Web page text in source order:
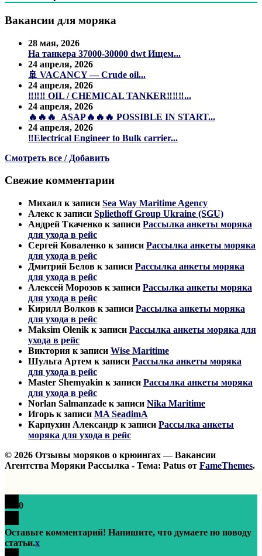
Вакансии для моряка
28 мая, 2026
На танкера 37000-30000 dwt Ищем...
24 апреля, 2026
🚢 VACANCY — Crude oil...
24 апреля, 2026
‼️‼️‼️ OIL / CHEMICAL TANKER‼️‼️‼️...
24 апреля, 2026
🔥🔥🔥 ASAP🔥🔥🔥 POSSIBLE IN START...
24 апреля, 2026
‼️Electrical Engineer to Bulk carrier...
Смотреть все / Добавить
Свежие комментарии
Михаил к записи Sea Way Maritime Agency
Алекс к записи Spliethoff Group Ukraine (SGU)
Андрей Ткаченко к записи Рассылка анкеты моряка
для ухода в рейс
Сергей Коваленко к записи Рассылка анкеты моряка
для ухода в рейс
Дмитрий Белов к записи Рассылка анкеты моряка
для ухода в рейс
Алексей Морозов к записи Рассылка анкеты моряка
для ухода в рейс
Кирилл Волков к записи Рассылка анкеты моряка
для ухода в рейс
Maksim Olenik к записи Рассылка анкеты моряка для
ухода в рейс
Виктория к записи Wise Maritime
Шульга Артем к записи Рассылка анкеты моряка
для ухода в рейс
Master Shemyakin к записи Рассылка анкеты моряка
для ухода в рейс
Norlan Salmanzade к записи Nika Maritime
Игорь к записи MA SeadimA
Карпухин Александр к записи Рассылка анкеты
моряка для ухода в рейс
© 2026 Отзывы моряков о крюингах — Вакансии
Агентства Моряки Рассылка - Тема: Patus от FameThemes.
0
Оставьте комментарий! Напишите, что думаете по поводу
статьи.x